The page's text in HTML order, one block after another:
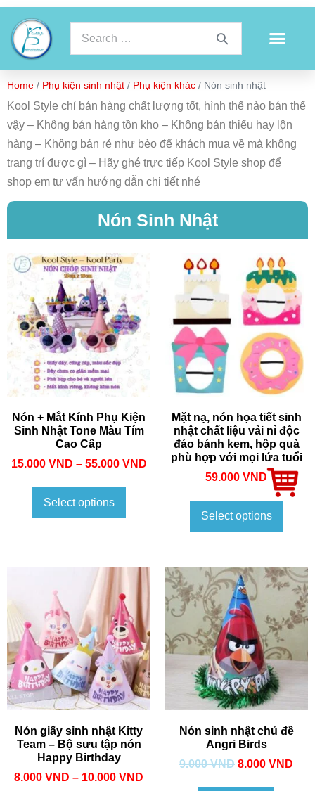
Home / Phụ kiện sinh nhật / Phụ kiện khác / Nón sinh nhật
Kool Style chỉ bán hàng chất lượng tốt, hình thế nào bán thế
vậy – Không bán hàng tồn kho – Không bán thiếu hay lộn
hàng – Không bán rẻ như bèo để khách mua về mà không
trang trí được gì – Hãy ghé trực tiếp Kool Style shop để
shop em tư vấn hướng dẫn chi tiết nhé
Nón Sinh Nhật
Nón + Mắt Kính Phụ Kiện
Sinh Nhật Tone Màu Tím
Cao Cấp
15.000 VND – 55.000 VND
Select options
Mặt nạ, nón họa tiết sinh
nhật chất liệu vải nỉ độc
đáo bánh kem, hộp quà
phù hợp với mọi lứa tuổi
59.000 VND
Select options
Nón giấy sinh nhật Kitty
Team – Bộ sưu tập nón
Happy Birthday
8.000 VND – 10.000 VND
Nón sinh nhật chủ đề
Angri Birds
9.000VND 8.000 VND